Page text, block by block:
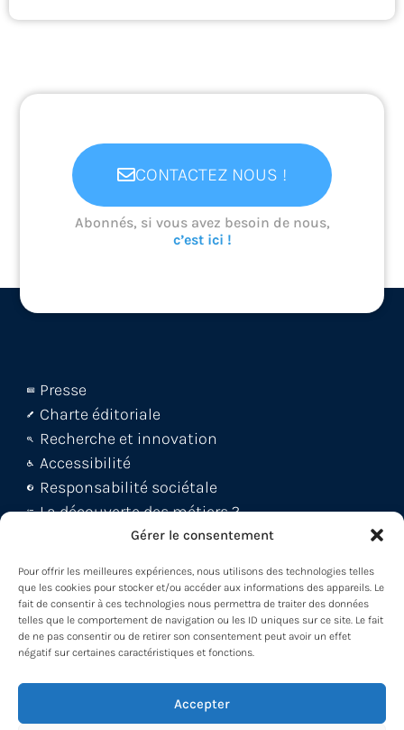
Gérer le consentement
Pour offrir les meilleures expériences, nous utilisons des technologies telles
que les cookies pour stocker et/ou accéder aux informations des appareils. Le
fait de consentir à ces technologies nous permettra de traiter des données
telles que le comportement de navigation ou les ID uniques sur ce site. Le fait
de ne pas consentir ou de retirer son consentement peut avoir un effet
négatif sur certaines caractéristiques et fonctions.
Accepter
CONTACTEZ NOUS !
Abonnés, si vous avez besoin de nous,
c’est ici !
Presse
Charte éditoriale
Recherche et innovation
Accessibilité
Responsabilité sociétale
La découverte des métiers ?
Le blog Métiers 360 !
Découvrez la WebApp
Découvrez le Back office
Découvrez le Loader -MDM
Participez à nos formations !